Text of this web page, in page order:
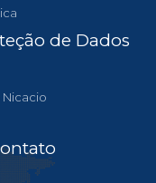
de Dados